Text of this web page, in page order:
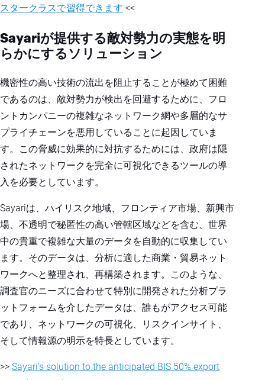
スタークラスで習得できます <<
Sayariが提供する敵対勢力の実態を明
らかにするソリューション
機密性の高い技術の流出を阻止することが極めて困難
であるのは、敵対勢力が検出を回避するために、フロ
ントカンパニーの複雑なネットワーク網や多層的なサ
プライチェーンを悪用していることに起因していま
す。この脅威に効果的に対抗するためには、政府は隠
されたネットワークを完全に可視化できるツールの導
入を必要としています。
Sayariは、ハイリスク地域、フロンティア市場、新興市
場、不透明で秘匿性の高い管轄区域などを含む、世界
中の貴重で複雑な大量のデータを自動的に収集してい
ます。そのデータは、分析に適した商業・貿易ネット
ワークへと整理され、再構築されます。このような、
調査官のニーズに合わせて特別に開発された分析プラ
ットフォームを介したデータは、誰もがアクセス可能
であり、ネットワークの可視化、リスクインサイト、
そして情報源の明示を特長としています。
>> Sayari’s solution to the anticipated BIS 50% export